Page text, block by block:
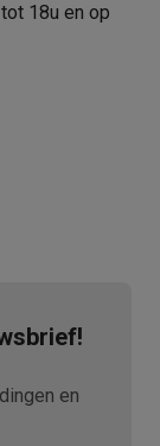
18u en op
en